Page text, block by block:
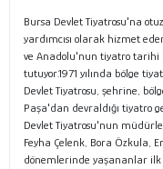
Bursa Devlet Tiyatrosu'na
yardımcısı olarak hizmet
ve Anadolu'nun tiyatro tarihi
tutuyor.1971 yılında bölge
Devlet Tiyatrosu, şehrine,
Paşa'dan devraldığı tiyatro
Devlet Tiyatrosu'nun
Feyha Çelenk, Bora Özkula,
dönemlerinde yaşananlar ilk